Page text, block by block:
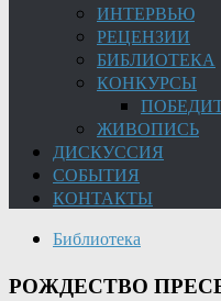
ИНТЕРВЬЮ
РЕЦЕНЗИИ
БИБЛИОТЕКА
КОНКУРСЫ
ЖИВОПИСЬ
ДИСКУССИЯ
СОБЫТИЯ
КОНТАКТЫ
Библиотека
РОЖДЕСТВО